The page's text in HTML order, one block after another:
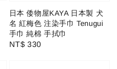
日本 倭物屋KAYA 日本製 犬
名 紅梅色 注染手巾 Tenugui
手巾 純棉 手拭巾
Regular
NT$ 330